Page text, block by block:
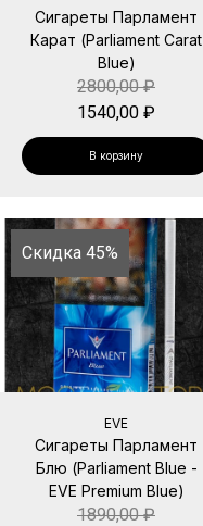
Сигареты Парламент
Карат (Parliament Carat
Blue)
2800,00₽
1540,00 ₽
В корзину
Скидка 45%
EVE
Сигареты Парламент
Блю (Parliament Blue -
EVE Premium Blue)
1890,00₽